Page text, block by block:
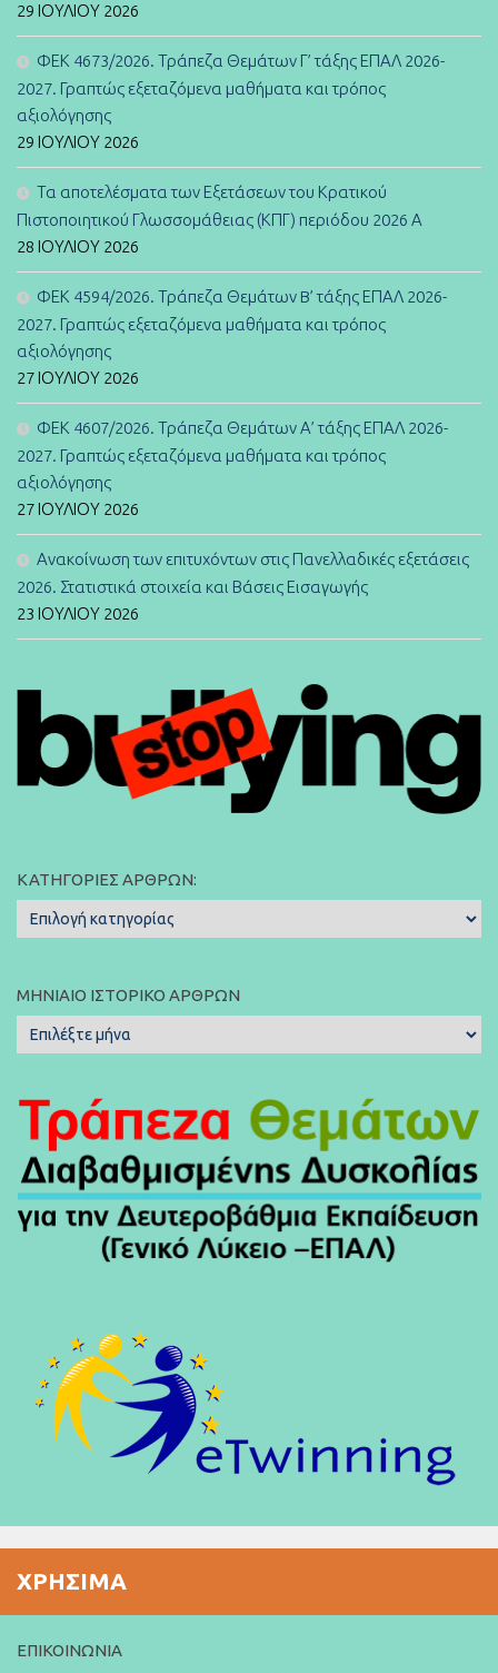
29 ΙΟΥΛΊΟΥ 2026
ΦΕΚ 4673/2026. Τράπεζα Θεμάτων Γ’ τάξης ΕΠΑΛ 2026-
2027. Γραπτώς εξεταζόμενα μαθήματα και τρόπος
αξιολόγησης
29 ΙΟΥΛΊΟΥ 2026
Τα αποτελέσματα των Εξετάσεων του Κρατικού
Πιστοποιητικού Γλωσσομάθειας (ΚΠΓ) περιόδου 2026 Α
28 ΙΟΥΛΊΟΥ 2026
ΦΕΚ 4594/2026. Τράπεζα Θεμάτων B’ τάξης ΕΠΑΛ 2026-
2027. Γραπτώς εξεταζόμενα μαθήματα και τρόπος
αξιολόγησης
27 ΙΟΥΛΊΟΥ 2026
ΦΕΚ 4607/2026. Τράπεζα Θεμάτων Α’ τάξης ΕΠΑΛ 2026-
2027. Γραπτώς εξεταζόμενα μαθήματα και τρόπος
αξιολόγησης
27 ΙΟΥΛΊΟΥ 2026
Ανακοίνωση των επιτυχόντων στις Πανελλαδικές εξετάσεις
2026. Στατιστικά στοιχεία και Βάσεις Εισαγωγής
23 ΙΟΥΛΊΟΥ 2026
ΚΑΤΗΓΟΡΊΕΣ ΆΡΘΡΩΝ:
Κατηγορίες
Άρθρων:
ΜΗΝΙΑΊΟ ΙΣΤΟΡΙΚΌ ΆΡΘΡΩΝ
Μηνιαίο
Ιστορικό
ΧΡΉΣΙΜΑ
ΕΠΙΚΟΙΝΩΝΊΑ